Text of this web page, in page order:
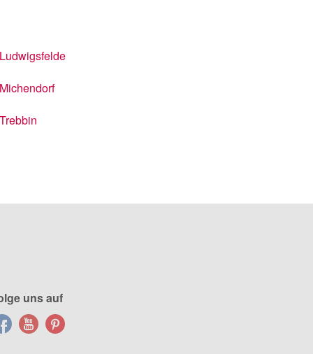
Ludwigsfelde
Michendorf
Trebbin
uns auf